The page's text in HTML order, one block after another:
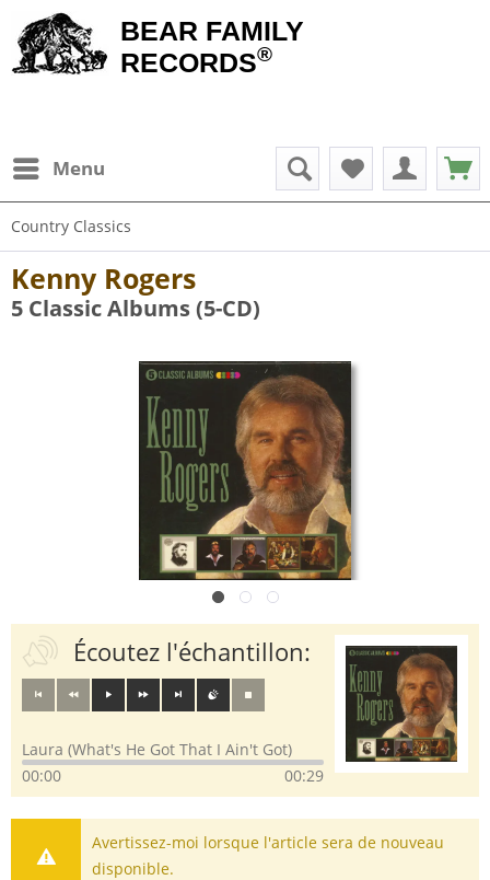
BEAR FAMILY
RECORDS®
Menu
Country Classics
Kenny Rogers
5 Classic Albums (5-CD)
Écoutez l'échantillon:
Laura (What's He Got That I Ain't Got)
00:00
00:29
Avertissez-moi lorsque l'article sera de nouveau
disponible.